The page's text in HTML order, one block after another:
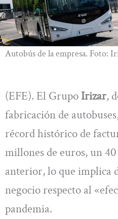
Autobús de la empresa. Foto:
(EFE). El Grupo Irizar,
fabricación de
récord histórico de
millones de euros, un
anterior, lo que implica
negocio respecto al
pandemia.